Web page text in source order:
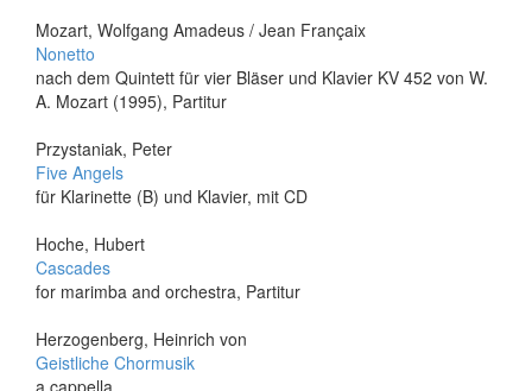
Mozart, Wolfgang Amadeus / Jean Françaix
Nonetto
nach dem Quintett für vier Bläser und Klavier KV 452 von W.
A. Mozart (1995), Partitur
Przystaniak, Peter
Five Angels
für Klarinette (B) und Klavier, mit CD
Hoche, Hubert
Cascades
for marimba and orchestra, Partitur
Herzogenberg, Heinrich von
Geistliche Chormusik
a cappella